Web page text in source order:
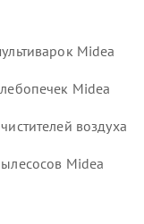
Midea
Midea
воздуха
Midea